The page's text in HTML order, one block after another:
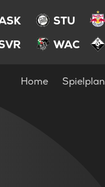
STU
WAC
Home Spielplan